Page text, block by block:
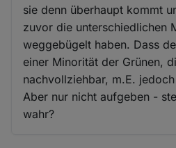
sie denn überhaupt kommt
zuvor die unterschiedlichen
weggebügelt haben. Dass
einer Minorität der Grünen,
nachvollziehbar, m.E.
Aber nur nicht aufgeben -
wahr?